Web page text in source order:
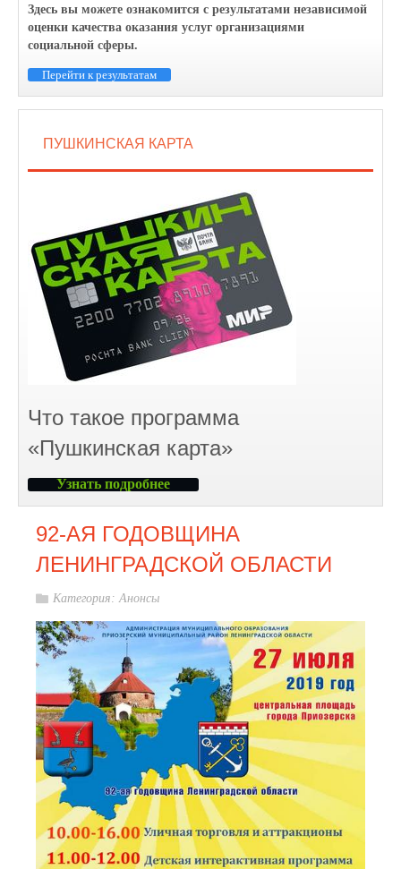
Здесь вы можете ознакомится с результатами независимой
оценки качества оказания услуг организациями
социальной сферы.
Перейти к результатам
ПУШКИНСКАЯ КАРТА
Что такое программа
«Пушкинская карта»
Узнать подробнее
92-АЯ ГОДОВЩИНА
ЛЕНИНГРАДСКОЙ ОБЛАСТИ
Категория: Анонсы